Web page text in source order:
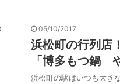
05/10/2017
浜松町の行列店
「博多もつ鍋
浜松町の駅はいつも大き